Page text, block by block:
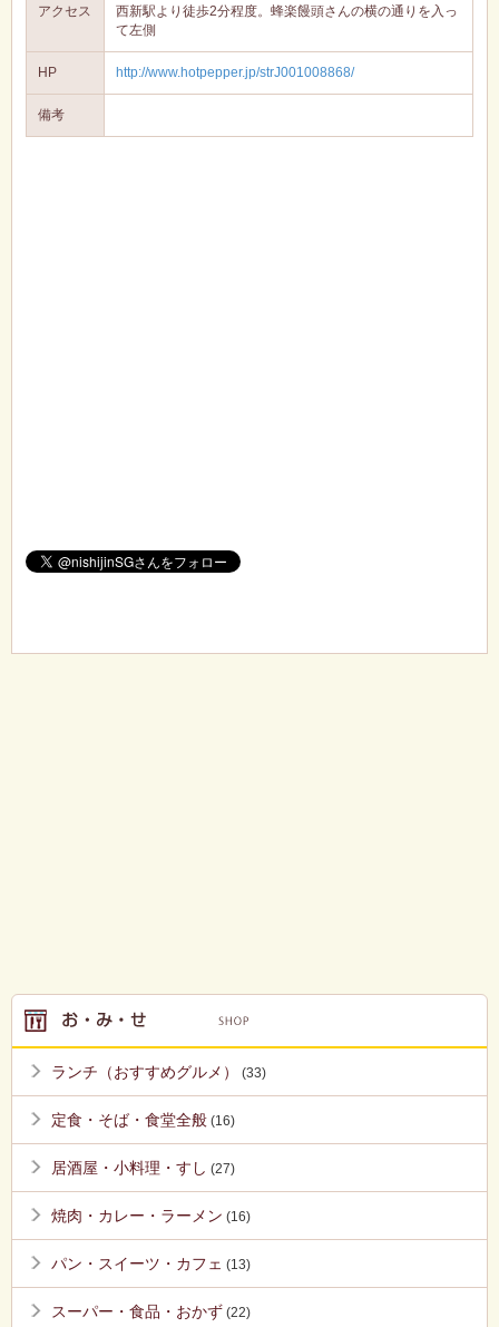
アクセス
西新駅より徒歩2分程度。蜂楽饅頭さんの横の通りを入っ
て左側
HP http://www.hotpepper.jp/strJ001008868/
備考
ランチ（おすすめグルメ） (33)
定食・そば・食堂全般 (16)
居酒屋・小料理・すし (27)
焼肉・カレー・ラーメン (16)
パン・スイーツ・カフェ (13)
スーパー・食品・おかず (22)